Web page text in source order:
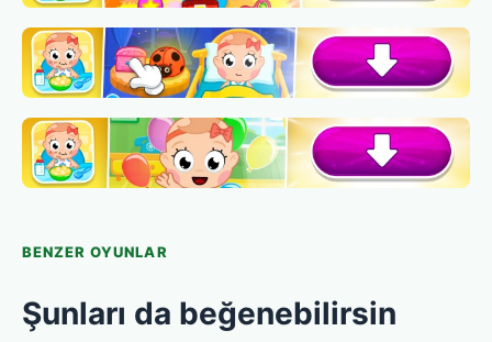
BENZER OYUNLAR
Şunları da beğenebilirsin